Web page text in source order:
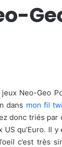
Neo-Geo
dans mon fil
donc triés par
qu’Euro. Il
c’est très